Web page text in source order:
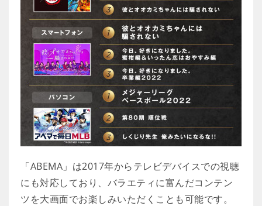
「ABEMA」は2017年からテレビデバイスでの視聴
にも対応しており、バラエティに富んだコンテン
ツを大画面でお楽しみいただくことも可能です。